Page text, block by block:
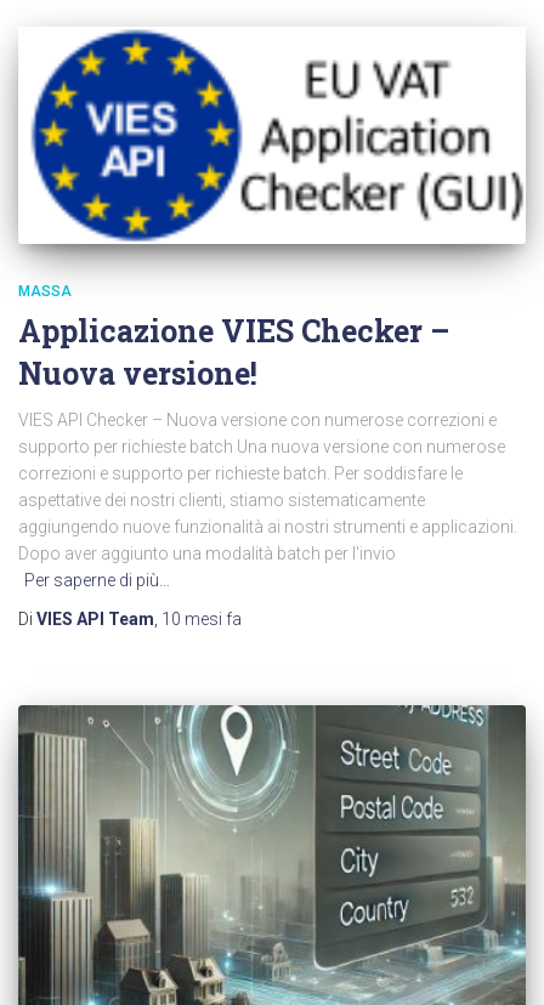
MASSA
Applicazione VIES Checker –
Nuova versione!
VIES API Checker – Nuova versione con numerose correzioni e
supporto per richieste batch Una nuova versione con numerose
correzioni e supporto per richieste batch. Per soddisfare le
aspettative dei nostri clienti, stiamo sistematicamente
aggiungendo nuove funzionalità ai nostri strumenti e applicazioni.
Dopo aver aggiunto una modalità batch per l'invio
Per saperne di più…
Di VIES API Team 10 mesi fa